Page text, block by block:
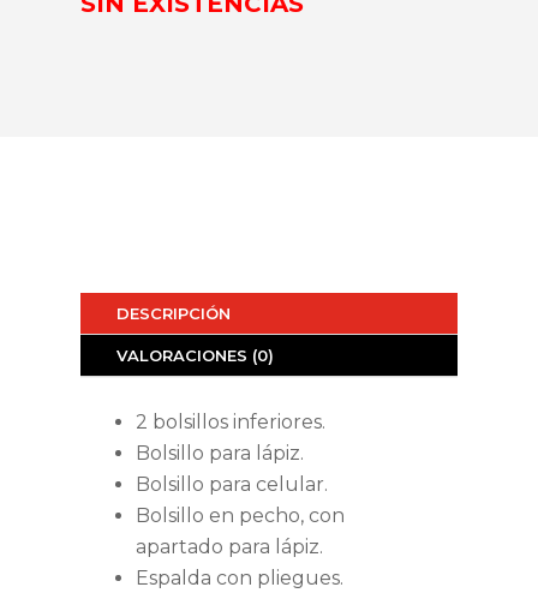
DESCRIPCIÓN
VALORACIONES (0)
2 bolsillos inferiores.
Bolsillo para lápiz.
Bolsillo para celular.
Bolsillo en pecho, con
apartado para lápiz.
Espalda con pliegues.